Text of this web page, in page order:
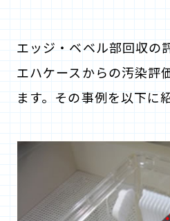
エッジ・ベベル部回収の
エハケースからの汚染評
ます。その事例を以下に